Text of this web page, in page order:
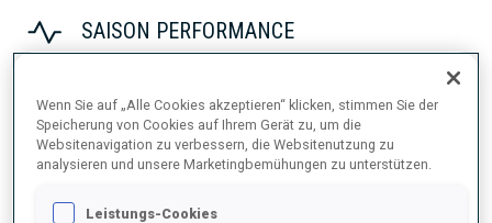
SAISON PERFORMANCE
2021/2022
Wenn Sie auf „Alle Cookies akzeptieren“ klicken, stimmen Sie der
Speicherung von Cookies auf Ihrem Gerät zu, um die
Websitenavigation zu verbessern, die Websitenutzung zu
analysieren und unsere Marketingbemühungen zu unterstützen.
Leistungs-Cookies